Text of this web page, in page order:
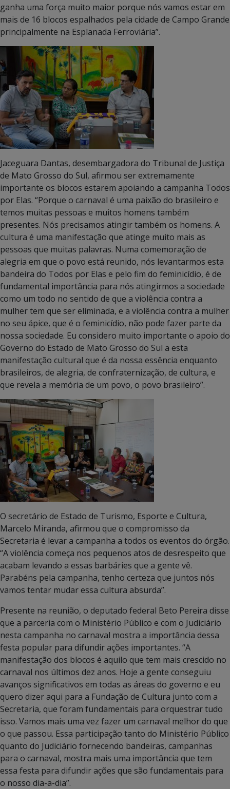
ganha uma força muito maior porque nós vamos estar em
mais de 16 blocos espalhados pela cidade de Campo Grande
principalmente na Esplanada Ferroviária”.
Jaceguara Dantas, desembargadora do Tribunal de Justiça
de Mato Grosso do Sul, afirmou ser extremamente
importante os blocos estarem apoiando a campanha Todos
por Elas. “Porque o carnaval é uma paixão do brasileiro e
temos muitas pessoas e muitos homens também
presentes. Nós precisamos atingir também os homens. A
cultura é uma manifestação que atinge muito mais as
pessoas que muitas palavras. Numa comemoração de
alegria em que o povo está reunido, nós levantarmos esta
bandeira do Todos por Elas e pelo fim do feminicídio, é de
fundamental importância para nós atingirmos a sociedade
como um todo no sentido de que a violência contra a
mulher tem que ser eliminada, e a violência contra a mulher
no seu ápice, que é o feminicídio, não pode fazer parte da
nossa sociedade. Eu considero muito importante o apoio do
Governo do Estado de Mato Grosso do Sul a esta
manifestação cultural que é da nossa essência enquanto
brasileiros, de alegria, de confraternização, de cultura, e
que revela a memória de um povo, o povo brasileiro”.
O secretário de Estado de Turismo, Esporte e Cultura,
Marcelo Miranda, afirmou que o compromisso da
Secretaria é levar a campanha a todos os eventos do órgão.
“A violência começa nos pequenos atos de desrespeito que
acabam levando a essas barbáries que a gente vê.
Parabéns pela campanha, tenho certeza que juntos nós
vamos tentar mudar essa cultura absurda”.
Presente na reunião, o deputado federal Beto Pereira disse
que a parceria com o Ministério Público e com o Judiciário
nesta campanha no carnaval mostra a importância dessa
festa popular para difundir ações importantes. “A
manifestação dos blocos é aquilo que tem mais crescido no
carnaval nos últimos dez anos. Hoje a gente conseguiu
avanços significativos em todas as áreas do governo e eu
quero dizer aqui para a Fundação de Cultura junto com a
Secretaria, que foram fundamentais para orquestrar tudo
isso. Vamos mais uma vez fazer um carnaval melhor do que
o que passou. Essa participação tanto do Ministério Público
quanto do Judiciário fornecendo bandeiras, campanhas
para o carnaval, mostra mais uma importância que tem
essa festa para difundir ações que são fundamentais para
o nosso dia-a-dia”.